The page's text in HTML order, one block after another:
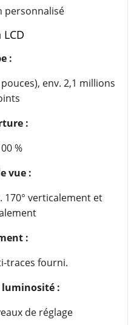
personnalisé
LCD
:
env. 2,1 millions
:
%
vue :
verticalement et
:
traces fourni.
luminosité :
de réglage